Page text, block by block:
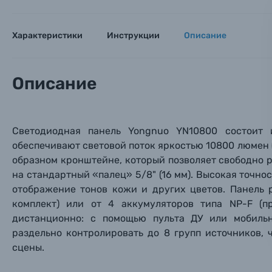
Ваш
Ваш
Аксессуары для фото и видеокамер
Материалы
Осветительное оборудование
Фоторамки
Фотоальбомы
Вами с
Номер
Нажимая
Характеристики Инструкции Описание
Описание
Светодиодная панельYongnuo YN10800
обеспечивают световой поток яркостью 10800
образном кронштейне, который позволяет свободно
на стандартный «палец» 5/8" (16 мм). Высокая
отображение тонов кожи и других цветов. Панель
комплект) или от 4 аккумуляторов типа NP-F
дистанционно: с помощью пульта ДУ или
раздельно контролировать до 8 групп
сцены.
Ваш